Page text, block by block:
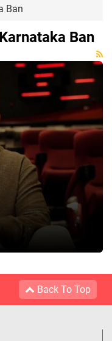
Ban
Ban
Back To Top